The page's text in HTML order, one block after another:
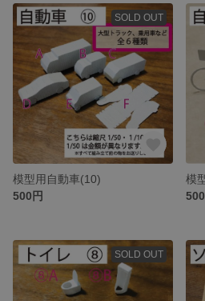
SOLD OUT
模型用自動車(10)
500円
模
SOLD OUT